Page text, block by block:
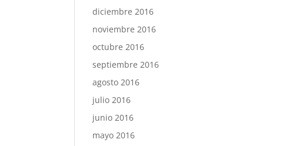
diciembre 2016
noviembre 2016
octubre 2016
septiembre 2016
agosto 2016
julio 2016
junio 2016
mayo 2016